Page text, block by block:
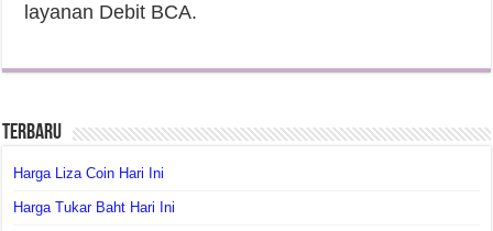
layanan Debit BCA.
Terbaru
Harga Liza Coin Hari Ini
Harga Tukar Baht Hari Ini